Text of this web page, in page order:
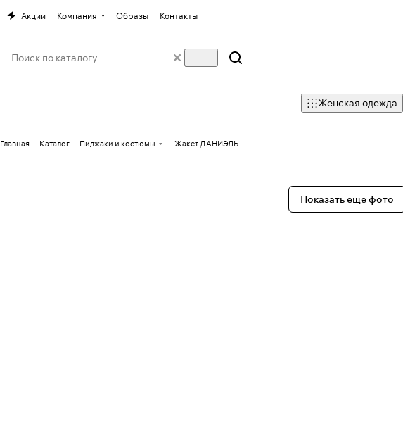
Акции Компания Образы Контакты
Женская одежда
Главная Каталог Пиджаки и костюмы Жакет ДАНИЭЛЬ
Показать еще фото